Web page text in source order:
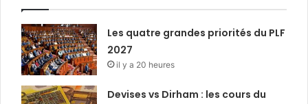
Les quatre grandes priorités du PLF
2027
il y a 20 heures
Devises vs Dirham : les cours du